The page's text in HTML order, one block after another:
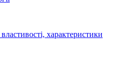
характеристики